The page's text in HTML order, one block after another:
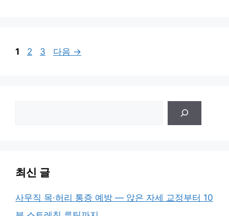
페
1
페
2
페
3 다음 →
최신 글
사무직 목·허리 통증 예방 — 앉은 자세 교정부터 10